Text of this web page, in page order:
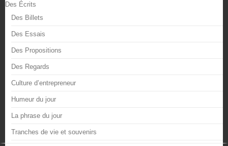
Des Écrits
Des Billets
Des Essais
Des Propositions
Des Regards
Culture d’entrepreneur
Humeur du jour
La phrase du jour
Tranches de vie et souvenirs